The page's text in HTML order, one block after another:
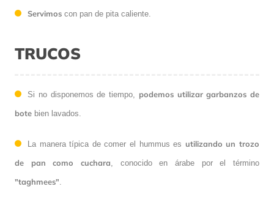
Servimos con pan de pita caliente.
TRUCOS
Si no disponemos de tiempo, podemos utilizar garbanzos de
bote bien lavados.
La manera típica de comer el hummus es utilizando un trozo
de pan como cuchara, conocido en árabe por el término
"taghmees".